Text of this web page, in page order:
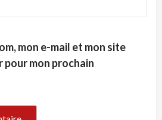
mon e-mail et mon site
mon prochain